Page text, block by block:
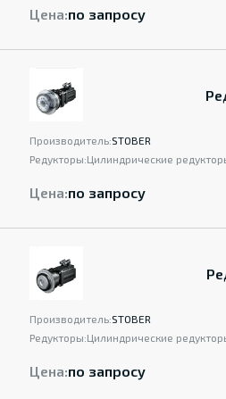
Цена:по запросу
Производитель:STOBER
Редукторы:Цилиндрические
Цена:по запросу
Производитель:STOBER
Редукторы:Цилиндрические
Цена:по запросу